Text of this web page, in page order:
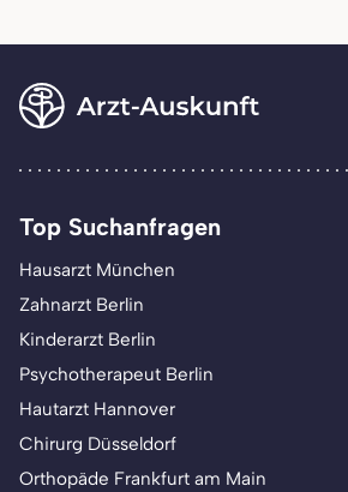
Top Suchanfragen
Hausarzt München
Zahnarzt Berlin
Kinderarzt Berlin
Psychotherapeut Berlin
Hautarzt Hannover
Chirurg Düsseldorf
Orthopäde Frankfurt am Main